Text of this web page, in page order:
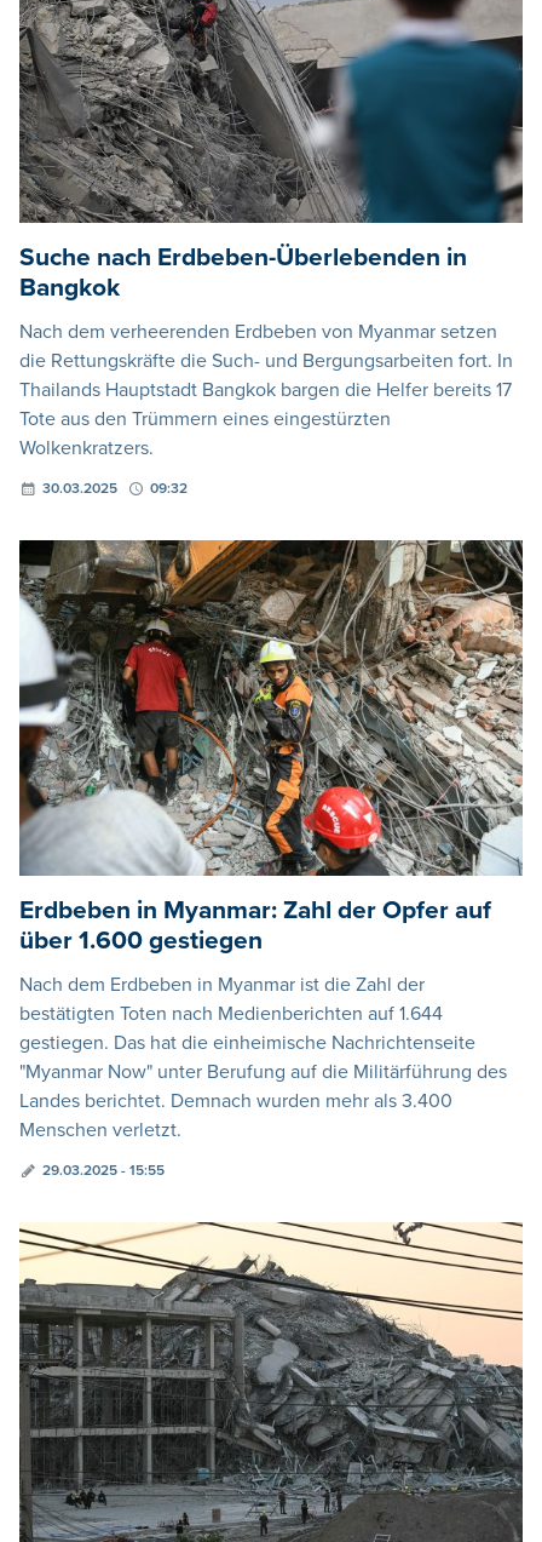
Suche nach Erdbeben-Überlebenden in
Bangkok
Nach dem verheerenden Erdbeben von Myanmar setzen
die Rettungskräfte die Such- und Bergungsarbeiten fort. In
Thailands Hauptstadt Bangkok bargen die Helfer bereits 17
Tote aus den Trümmern eines eingestürzten
Wolkenkratzers.
30.03.2025 09:32
Erdbeben in Myanmar: Zahl der Opfer auf
über 1.600 gestiegen
Nach dem Erdbeben in Myanmar ist die Zahl der
bestätigten Toten nach Medienberichten auf 1.644
gestiegen. Das hat die einheimische Nachrichtenseite
"Myanmar Now" unter Berufung auf die Militärführung des
Landes berichtet. Demnach wurden mehr als 3.400
Menschen verletzt.
29.03.2025 - 15:55